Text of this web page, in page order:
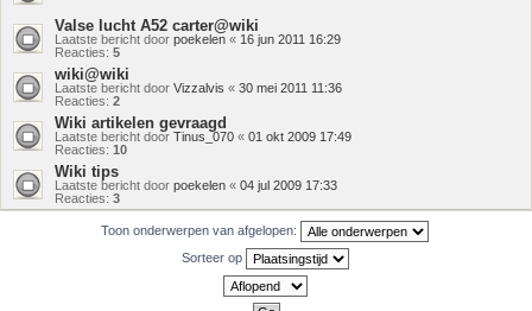
Valse lucht A52 carter@wiki
Laatste bericht door poekelen « 16 jun 2011 16:29
Reacties: 5
wiki@wiki
Laatste bericht door Vizzalvis « 30 mei 2011 11:36
Reacties: 2
Wiki artikelen gevraagd
Laatste bericht door Tinus_070 « 01 okt 2009 17:49
Reacties: 10
Wiki tips
Laatste bericht door poekelen « 04 jul 2009 17:33
Reacties: 3
Toon onderwerpen van afgelopen:
Sorteer op